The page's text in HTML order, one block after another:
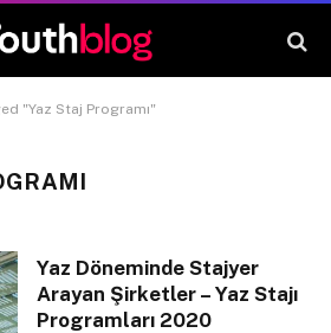
"Yaz Staj Programı"
Yaz Döneminde Stajyer
Arayan Şirketler – Yaz Stajı
Programları 2020